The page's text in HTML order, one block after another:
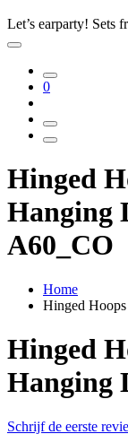
Let’s earparty! Sets
0
Hinged
Hanging
A60_CO
Home
Hinged
Hinged
Hanging
Schrijf de eerste